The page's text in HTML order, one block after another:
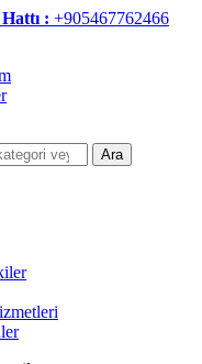
: +905467762466
Ara